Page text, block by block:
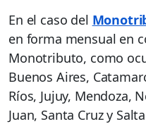
En el caso del
en forma mensual en
Monotributo, como
Buenos Aires,
Ríos, Jujuy, Mendoza,
Juan, Santa Cruz y